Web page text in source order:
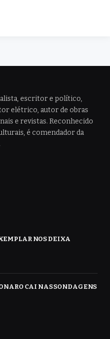
escritor e político,
elétrico, autor de obras
e revistas. Reconhecido
é comendador da
NOS DEIXA
CAI NAS SONDAGENS